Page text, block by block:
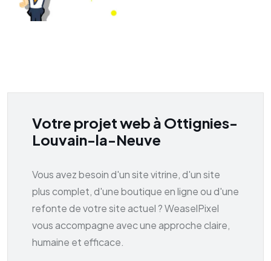
Votre projet web à Ottignies-
Louvain-la-Neuve
Vous avez besoin d'un site vitrine, d'un site
plus complet, d'une boutique en ligne ou d'une
refonte de votre site actuel ? WeaselPixel
vous accompagne avec une approche claire,
humaine et efficace.